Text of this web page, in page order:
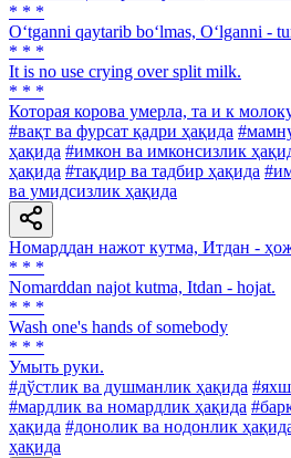
* * *
O‘tganni qaytarib bo‘lmas, O‘lganni -
* * *
It is no use сrying over split milk.
* * *
Которая корова умерла, та и к
#вақт ва фурсат қадри ҳақида
ҳақида #имкон ва имконсизлик
ҳақида #тақдир ва тадбир ҳақида
ва умидсизлик ҳақида
Номарддан нажот кутма, Итдан -
* * *
Nomarddan najot kutma, Itdan - hojat.
* * *
Wash one's hands of somebody
* * *
Умыть руки.
#дўстлик ва душманлик ҳақида
#мардлик ва номардлик ҳақида
ҳақида #донолик ва нодонлик
ҳақида